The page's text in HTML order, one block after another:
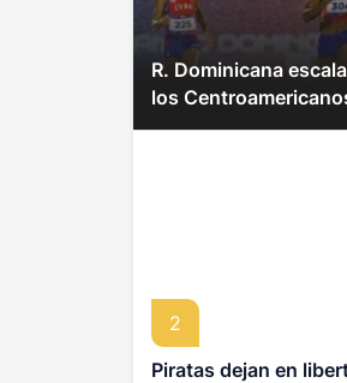
R. Dominicana
los
2
Piratas dejan en